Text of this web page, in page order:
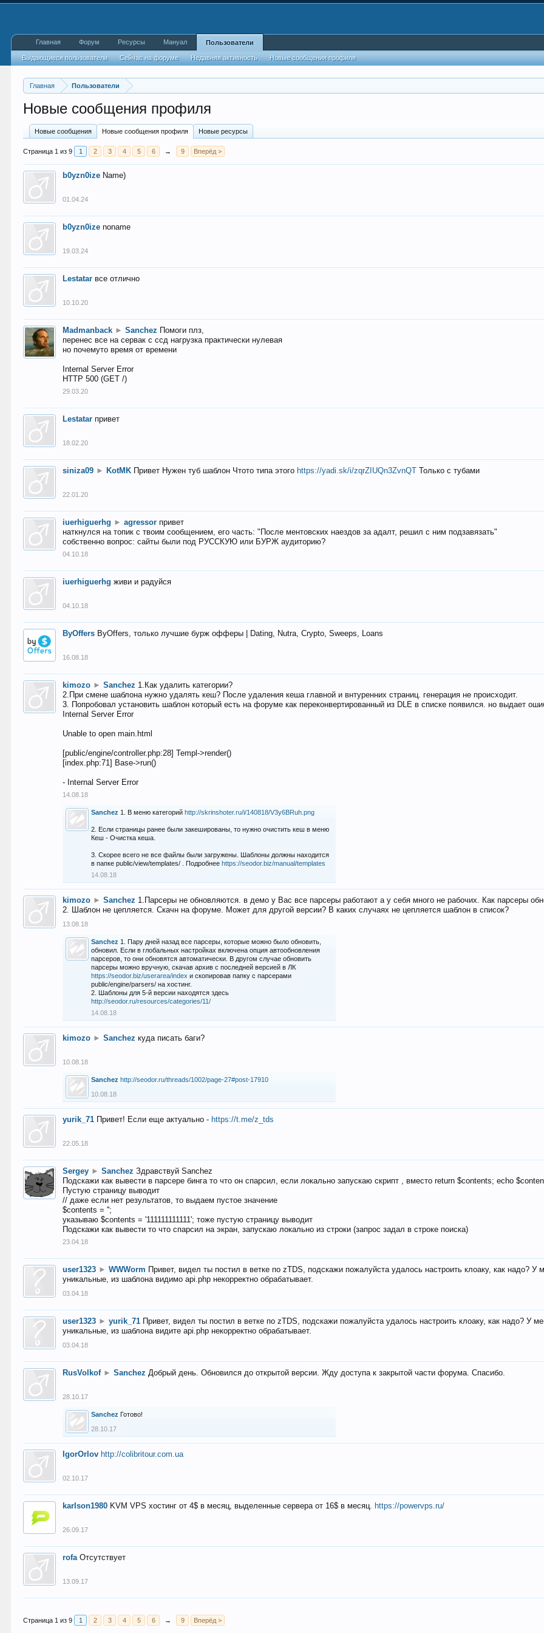
Главная Пользователи
Новые сообщения профиля
Новые сообщения Новые сообщения профиля Новые ресурсы
Страница 1 из 9 1 2 3 4 5 6 → 9 Вперёд >
b0yzn0ize Name)
01.04.24
b0yzn0ize noname
19.03.24
Lestatar все отлично
10.10.20
Madmanback ► Sanchez Помоги плз,
перенес все на сервак с ссд нагрузка практически нулевая
но почемуто время от времени
Internal Server Error
HTTP 500 (GET /)
29.03.20
Lestatar привет
18.02.20
siniza09 ► KotMK Привет Нужен туб шаблон Чтото типа этого https://yadi.sk/i/zqrZIUQn3ZvnQT Только с тубами
22.01.20
iuerhiguerhg ► agressor привет
наткнулся на топик с твоим сообщением, его часть: "После ментовских наездов за адалт, решил с ним подзавязать"
собственно вопрос: сайты были под РУССКУЮ или БУРЖ аудиторию?
04.10.18
iuerhiguerhg живи и радуйся
04.10.18
ByOffers ByOffers, только лучшие бурж офферы | Dating, Nutra, Crypto, Sweeps, Loans
16.08.18
kimozo ► Sanchez 1.Как удалить категории?
2.При смене шаблона нужно удалять кеш? После удаления кеша главной и внтуренних страниц. генерация не происходит.
3. Попробовал установить шаблон который есть на форуме как переконвертированный из DLE в списке появился. но выдает
Internal Server Error
Unable to open main.html
[public/engine/controller.php:28] Templ->render()
[index.php:71] Base->run()
- Internal Server Error
14.08.18
Sanchez 1. В меню категорийhttp://skrinshoter.ru/i/140818/V3y6BRuh.png
2. Если страницы ранее были закешированы, то нужно очистить кеш в меню
Кеш - Очистка кеша.
3. Скорее всего не все файлы были загружены. Шаблоны должны находится
в папке public/view/templates/ . Подробнееhttps://seodor.biz/manual/templates
14.08.18
kimozo ► Sanchez 1.Парсеры не обновляются. в демо у Вас все парсеры работают а у себя много не рабочих. Как парсеры
2. Шаблон не цепляется. Скачн на форуме. Может для другой версии? В каких случаях не цепляется шаблон в список?
13.08.18
Sanchez 1. Пару дней назад все парсеры, которые можно было обновить,
обновил. Если в глобальных настройках включена опция автообновления
парсеров, то они обновятся автоматически. В другом случае обновить
парсеры можно вручную, скачав архив с последней версией в ЛК
https://seodor.biz/userarea/index и скопировав папку с парсерами
public/engine/parsers/ на хостинг.
2. Шаблоны для 5-й версии находятся здесь
http://seodor.ru/resources/categories/11/
14.08.18
kimozo ► Sanchez куда писать баги?
10.08.18
Sanchez http://seodor.ru/threads/1002/page-27#post-17910
10.08.18
yurik_71 Привет! Если еще актуально - https://t.me/z_tds
22.05.18
Sergey ► Sanchez Здравствуй Sanchez
Подскажи как вывести в парсере бинга то что он спарсил, если локально запускаю скрипт , вместо return $contents; echo
Пустую страницу выводит
// даже если нет результатов, то выдаем пустое значение
$contents = '';
указываю $contents = '111111111111'; тоже пустую страницу выводит
Подскажи как вывести то что спарсил на экран, запускаю локально из строки (запрос задал в строке поиска)
23.04.18
user1323 ► WWWorm Привет, видел ты постил в ветке по zTDS, подскажи пожалуйста удалось настроить клоаку, как надо?
уникальные, из шаблона видимо api.php некорректно обрабатывает.
03.04.18
user1323 ► yurik_71 Привет, видел ты постил в ветке по zTDS, подскажи пожалуйста удалось настроить клоаку, как надо? У
уникальные, из шаблона видите api.php некорректно обрабатывает.
03.04.18
RusVolkof ► Sanchez Добрый день. Обновился до открытой версии. Жду доступа к закрытой части форума. Спасибо.
28.10.17
Sanchez Готово!
28.10.17
IgorOrlov http://colibritour.com.ua
02.10.17
karlson1980 KVM VPS хостинг от 4$ в месяц, выделенные сервера от 16$ в месяц. https://powervps.ru/
26.09.17
rofa Отсутствует
13.09.17
Страница 1 из 9 1 2 3 4 5 6 → 9 Вперёд >
Главная Форум Ресурсы Мануал Пользователи
Выдающиеся пользователи Сейчас на форуме Недавняя активность Новые сообщения профиля